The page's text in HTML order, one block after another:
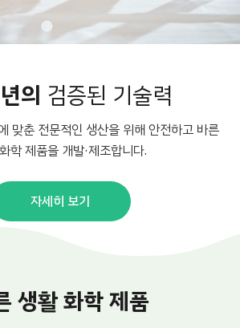
의 검증된 기술력
맞춘 전문적인 생산을 위해 안전하고 바른
학 제품을 개발·제조합니다.
자세히 보기
생활 화학 제품